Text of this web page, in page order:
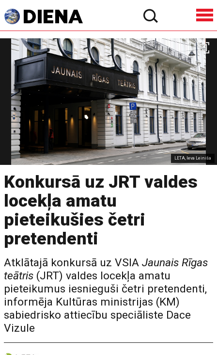
LETA, Ieva Leiniša
Konkursā uz JRT valdes
locekļa amatu
pieteikušies četri
pretendenti
Atklātajā konkursā uz VSIAJaunais Rīgas
teātris (JRT) valdes locekļa amatu
pieteikumus iesnieguši četri pretendenti,
informēja Kultūras ministrijas (KM)
sabiedrisko attiecību speciāliste Dace
Vizule